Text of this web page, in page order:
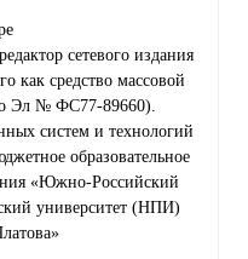
сетевого издания
как средство массовой
Эл № ФС77-89660).
систем и технологий
образовательное
«Южно-Российский
университет (НПИ)